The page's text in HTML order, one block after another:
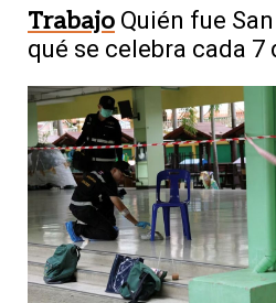
Trabajo Quién fue
qué se celebra cada 7